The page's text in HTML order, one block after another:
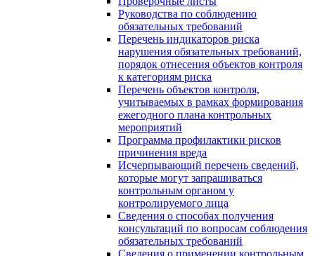
Руководства по соблюдению
обязательных требований
Перечень индикаторов риска
нарушения обязательных требований,
порядок отнесения объектов контроля
к категориям риска
Перечень объектов контроля,
учитываемых в рамках формирования
ежегодного плана контрольных
мероприятий
Программа профилактики рисков
причинения вреда
Исчерпывающий перечень сведений,
которые могут запрашиваться
контрольным органом у
контролируемого лица
Сведения о способах получения
консультаций по вопросам соблюдения
обязательных требований
Сведения о применении контрольным